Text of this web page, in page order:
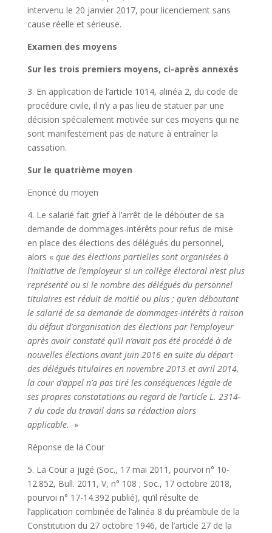
intervenu le 20 janvier 2017, pour licenciement sans
cause réelle et sérieuse.
Examen des moyens
Sur les trois premiers moyens, ci-après annexés
3. En application de l’article 1014, alinéa 2, du code de
procédure civile, il n’y a pas lieu de statuer par une
décision spécialement motivée sur ces moyens qui ne
sont manifestement pas de nature à entraîner la
cassation.
Sur le quatrième moyen
Enoncé du moyen
4. Le salarié fait grief à l’arrêt de le débouter de sa
demande de dommages-intérêts pour refus de mise
en place des élections des délégués du personnel,
alors « que des élections partielles sont organisées à
l’initiative de l’employeur si un collège électoral n’est plus
représenté ou si le nombre des délégués du personnel
titulaires est réduit de moitié ou plus ; qu’en déboutant
le salarié de sa demande de dommages-intérêts à raison
du défaut d’organisation des élections par l’employeur
après avoir constaté qu’il n’avait pas été procédé à de
nouvelles élections avant juin 2016 en suite du départ
des délégués titulaires en novembre 2013 et avril 2014,
la cour d’appel n’a pas tiré les conséquences légale de
ses propres constatations au regard de l’article L. 2314-
7 du code du travail dans sa rédaction alors
applicable. »
Réponse de la Cour
5. La Cour a jugé (Soc., 17 mai 2011, pourvoi n° 10-
12.852, Bull. 2011, V, n° 108 ; Soc., 17 octobre 2018,
pourvoi n° 17-14.392 publié), qu’il résulte de
l’application combinée de l’alinéa 8 du préambule de la
Constitution du 27 octobre 1946, de l’article 27 de la